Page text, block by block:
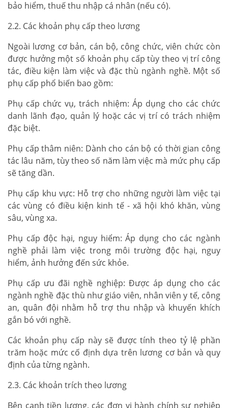
bảo hiểm, thuế thu nhập cá nhân (nếu có).
2.2. Các khoản phụ cấp theo lương
Ngoài lương cơ bản, cán bộ, công chức, viên chức còn
được hưởng một số khoản phụ cấp tùy theo vị trí công
tác, điều kiện làm việc và đặc thù ngành nghề. Một số
phụ cấp phổ biến bao gồm:
Phụ cấp chức vụ, trách nhiệm: Áp dụng cho các chức
danh lãnh đạo, quản lý hoặc các vị trí có trách nhiệm
đặc biệt.
Phụ cấp thâm niên: Dành cho cán bộ có thời gian công
tác lâu năm, tùy theo số năm làm việc mà mức phụ cấp
sẽ tăng dần.
Phụ cấp khu vực: Hỗ trợ cho những người làm việc tại
các vùng có điều kiện kinh tế - xã hội khó khăn, vùng
sâu, vùng xa.
Phụ cấp độc hại, nguy hiểm: Áp dụng cho các ngành
nghề phải làm việc trong môi trường độc hại, nguy
hiểm, ảnh hưởng đến sức khỏe.
Phụ cấp ưu đãi nghề nghiệp: Được áp dụng cho các
ngành nghề đặc thù như giáo viên, nhân viên y tế, công
an, quân đội nhằm hỗ trợ thu nhập và khuyến khích
gắn bó với nghề.
Các khoản phụ cấp này sẽ được tính theo tỷ lệ phần
trăm hoặc mức cố định dựa trên lương cơ bản và quy
định của từng ngành.
2.3. Các khoản trích theo lương
Bên cạnh tiền lương, các đơn vị hành chính sự nghiệp